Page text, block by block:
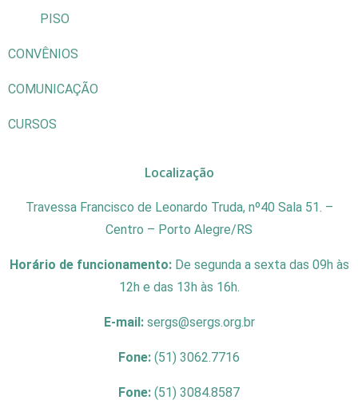
PISO
CONVÊNIOS
COMUNICAÇÃO
CURSOS
Localização
Travessa Francisco de Leonardo Truda, nº40 Sala 51. –
Centro – Porto Alegre/RS
Horário de funcionamento: De segunda a sexta das 09h às
12h e das 13h às 16h.
E-mail: sergs@sergs.org.br
Fone: (51) 3062.7716
Fone: (51) 3084.8587